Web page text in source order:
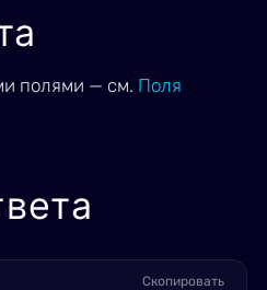
полями — см. Поля
Скопировать